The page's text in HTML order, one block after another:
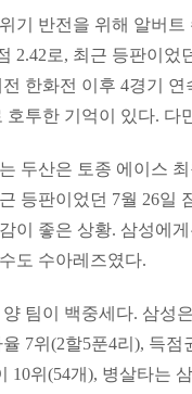
기 반전을 위해 알버
2.42로, 최근 등판이었
전 한화전 이후 4경기
호투한 기억이 있다. 다
두산은 토종 에이스
등판이었던 7월 26일
이 좋은 상황. 삼성에
도 수아레즈였다.
팀이 백중세다. 삼성
7위(2할5푼4리), 득
10위(54개), 병살타는